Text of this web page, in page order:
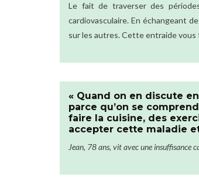
Le fait de traverser des
cardiovasculaire. En échangeant
sur les autres. Cette entraide vous
« Quand on en discute
parce qu’on se
faire la cuisine, des
accepter cette maladie
Jean, 78 ans, vit avec une insuffisance